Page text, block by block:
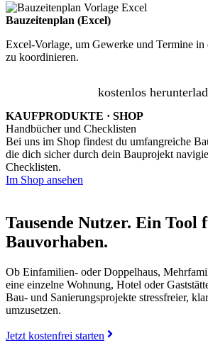
Bauzeitenplan (Excel)
Excel-Vorlage, um Gewerke und Termine in
zu koordinieren.
kostenlos
KAUFPRODUKTE · SHOP
Handbücher und Checklisten
Bei uns im Shop findest du umfangreiche
die dich sicher durch dein Bauprojekt
Checklisten.
Im Shop ansehen
Tausende Nutzer. Ein Tool
Bauvorhaben.
Ob Einfamilien- oder Doppelhaus,
eine einzelne Wohnung, Hotel oder
Bau- und Sanierungsprojekte stressfreier,
umzusetzen.
Jetzt kostenfrei starten